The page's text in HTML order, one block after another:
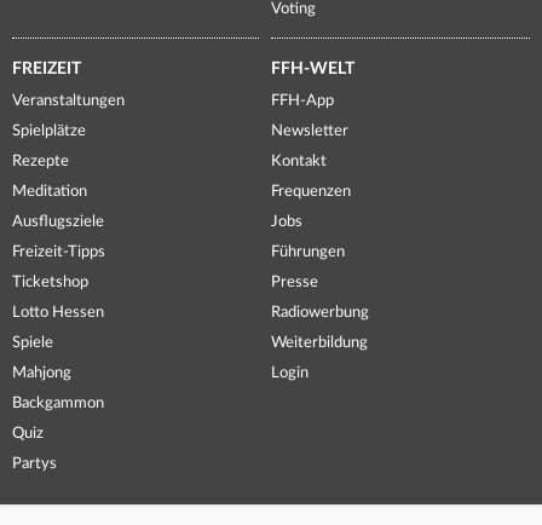
Voting
FREIZEIT
Veranstaltungen
Spielplätze
Rezepte
Meditation
Ausflugsziele
Freizeit-Tipps
Ticketshop
Lotto Hessen
Spiele
Mahjong
Backgammon
Quiz
Partys
FFH-WELT
FFH-App
Newsletter
Kontakt
Frequenzen
Jobs
Führungen
Presse
Radiowerbung
Weiterbildung
Login